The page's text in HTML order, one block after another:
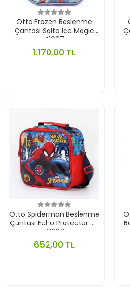
Otto Frozen Beslenme
Çantası Salto Ice Magic
41097
1.170,00 TL
Otto Spıderman Beslenme
Çantası Echo Protector Of
41367
652,00 TL